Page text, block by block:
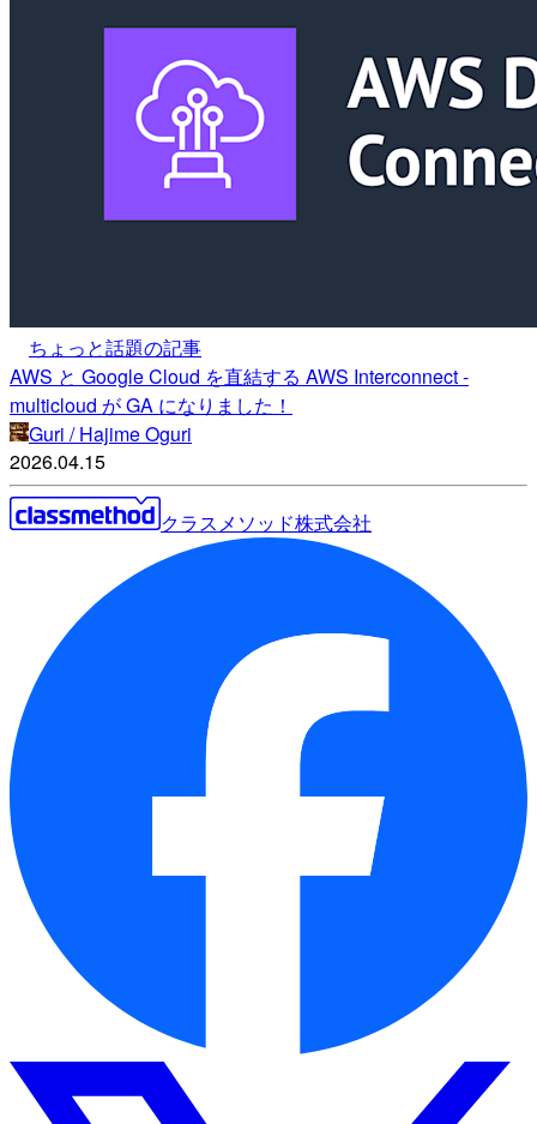
ちょっと話題の記事
AWS と Google Cloud を直結する AWS Interconnect -
multicloud が GA になりました！
Guri / Hajime Oguri
2026.04.15
クラスメソッド株式会社